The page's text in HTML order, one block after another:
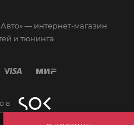
— интернет-магазин
и тюнинга
в